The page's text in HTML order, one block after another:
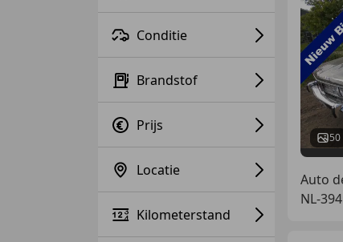
Conditie
Brandstof
Prijs
Locatie
Kilometerstand
50
Auto
NL-